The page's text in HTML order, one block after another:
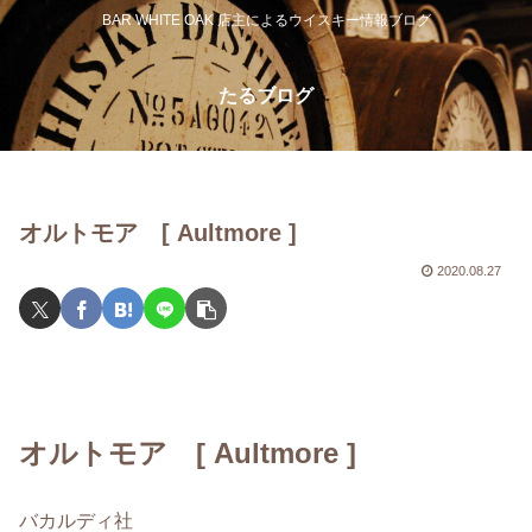
BAR WHITE OAK 店主によるウイスキー情報ブログ
たるブログ
オルトモア [ Aultmore ]
2020.08.27
オルトモア [ Aultmore ]
バカルディ社